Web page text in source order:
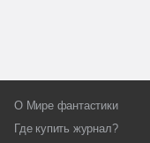
О Мире фантастики
Где купить журнал?